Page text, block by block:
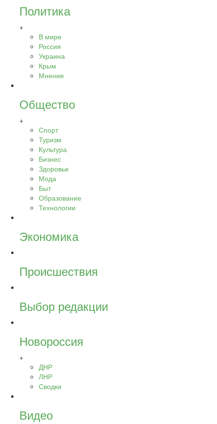
Политика
+
В мире
Россия
Украина
Крым
Мнение
Общество
+
Спорт
Туризм
Культура
Бизнес
Здоровье
Мода
Быт
Образование
Технологии
Экономика
Происшествия
Выбор редакции
Новороссия
+
ДНР
ЛНР
Сводки
Видео